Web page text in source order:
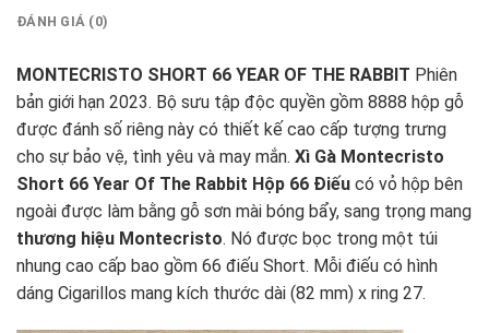
ĐÁNH GIÁ (0)
MONTECRISTO SHORT 66 YEAR OF THE RABBIT Phiên
bản giới hạn 2023. Bộ sưu tập độc quyền gồm 8888 hộp gỗ
được đánh số riêng này có thiết kế cao cấp tượng trưng
cho sự bảo vệ, tình yêu và may mắn. Xì Gà Montecristo
Short 66 Year Of The Rabbit Hộp 66 Điếu có vỏ hộp bên
ngoài được làm bằng gỗ sơn mài bóng bẩy, sang trọng mang
thương hiệu Montecristo. Nó được bọc trong một túi
nhung cao cấp bao gồm 66 điếu Short. Mỗi điếu có hình
dáng Cigarillos mang kích thước dài (82 mm) x ring 27.